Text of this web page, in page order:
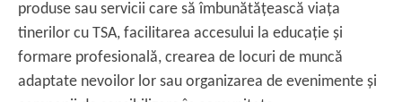
produse sau servicii care să îmbunătățească viața
tinerilor cu TSA, facilitarea accesului la educație și
formare profesională, crearea de locuri de muncă
adaptate nevoilor lor sau organizarea de evenimente și